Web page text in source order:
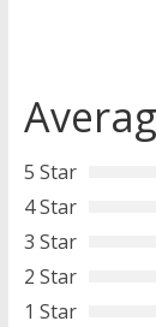
5 Star
4 Star
3 Star
2 Star
1 Star